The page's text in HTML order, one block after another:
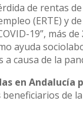
de rentas
(ERTE) y
19”, más de
ayuda
causa de la
en Andalucía
beneficiarios de